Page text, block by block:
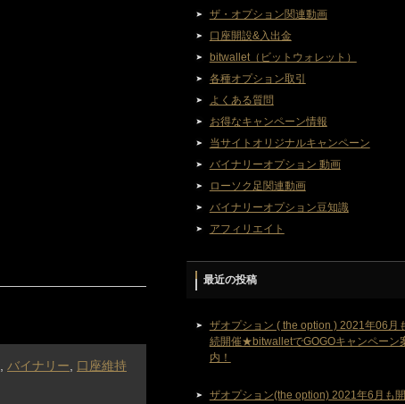
バイナリー
口座維持
ザ・オプション関連動画
口座開設&入出金
bitwallet（ビットウォレット）
各種オプション取引
よくある質問
お得なキャンペーン情報
当サイトオリジナルキャンペーン
バイナリーオプション 動画
ローソク足関連動画
バイナリーオプション豆知識
アフィリエイト
最近の投稿
ザオプション ( the option ) 2021年06月
続開催★bitwalletでGOGOキャンペーン
内！
ザオプション(the option) 2021年6月も